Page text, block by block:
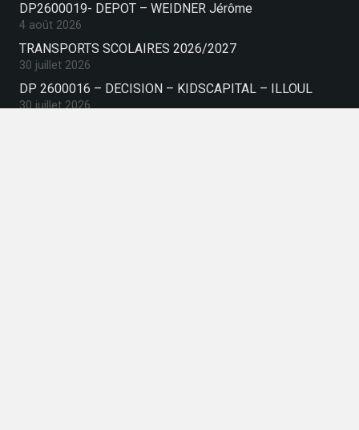
DP2600019- DEPOT – WEIDNER Jérôme
4 août 2026
TRANSPORTS SCOLAIRES 2026/2027
30 juillet 2026
DP 2600016 – DECISION – KIDSCAPITAL – ILLOUL
30 juillet 2026